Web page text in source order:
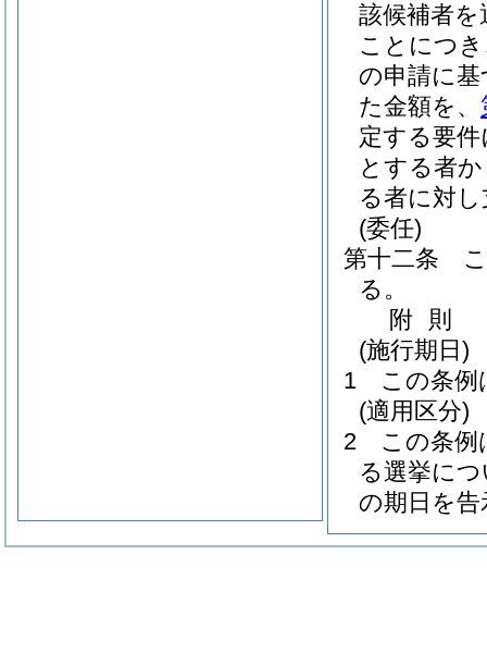
該候補者
ことにつ
の申請に
た金額を、
定する要
とする者
る者に対
(委任)
第十二条
る。
附 則
(施行期日)
1
この条例
(適用区分)
2
この条例
る選挙に
の期日を